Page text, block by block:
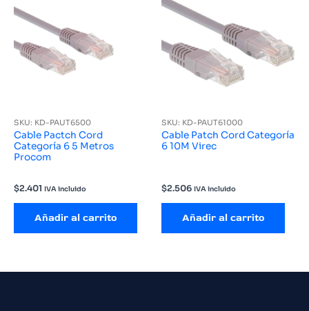
SKU: KD-PAUT6500
Cable Pactch Cord
Categoría 6 5 Metros
Procom
$2.401 IVA incluido
Añadir al carrito
SKU: KD-PAUT61000
Cable Patch Cord Categoría
6 10M Virec
$2.506 IVA incluido
Añadir al carrito